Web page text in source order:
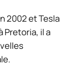
2002 et Tesla
Pretoria, il a